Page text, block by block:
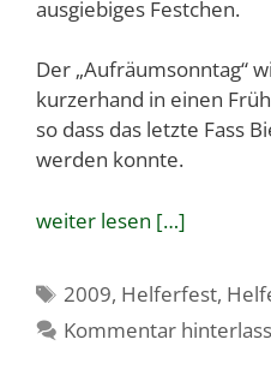
ausgiebiges Festchen.
Der „Aufräumsonntag“
kurzerhand in einen
so dass das letzte Fass
werden konnte.
weiter lesen […]
Schlagwörter
2009, Helferfest,
Kommentar